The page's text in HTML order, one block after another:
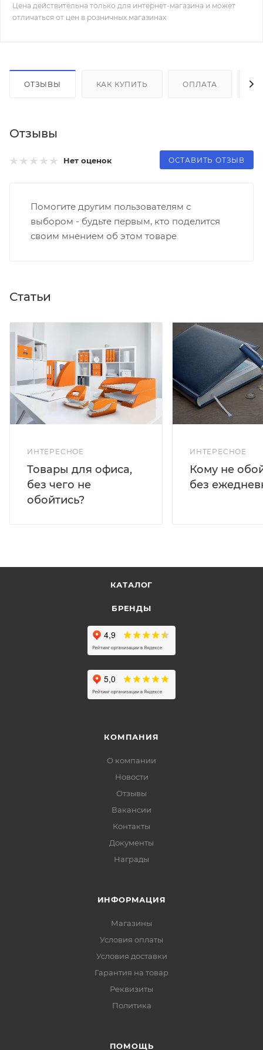
Цена действительна только для интернет-магазина и может
отличаться от цен в розничных магазинах
ОТЗЫВЫ КАК КУПИТЬ ОПЛАТА
Отзывы
Нет оценок ОСТАВИТЬ ОТЗЫВ
Помогите другим пользователям с
выбором - будьте первым, кто поделится
своим мнением об этом товаре
Статьи
ИНТЕРЕСНОЕ
Товары для офиса,
без чего не
обойтись?
ИНТЕРЕСНОЕ
Кому не
без
КАТАЛОГ
БРЕНДЫ
КОМПАНИЯ
О компании
Новости
Отзывы
Вакансии
Контакты
Документы
Награды
ИНФОРМАЦИЯ
Магазины
Условия оплаты
Условия доставки
Гарантия на товар
Реквизиты
Политика
ПОМОЩЬ